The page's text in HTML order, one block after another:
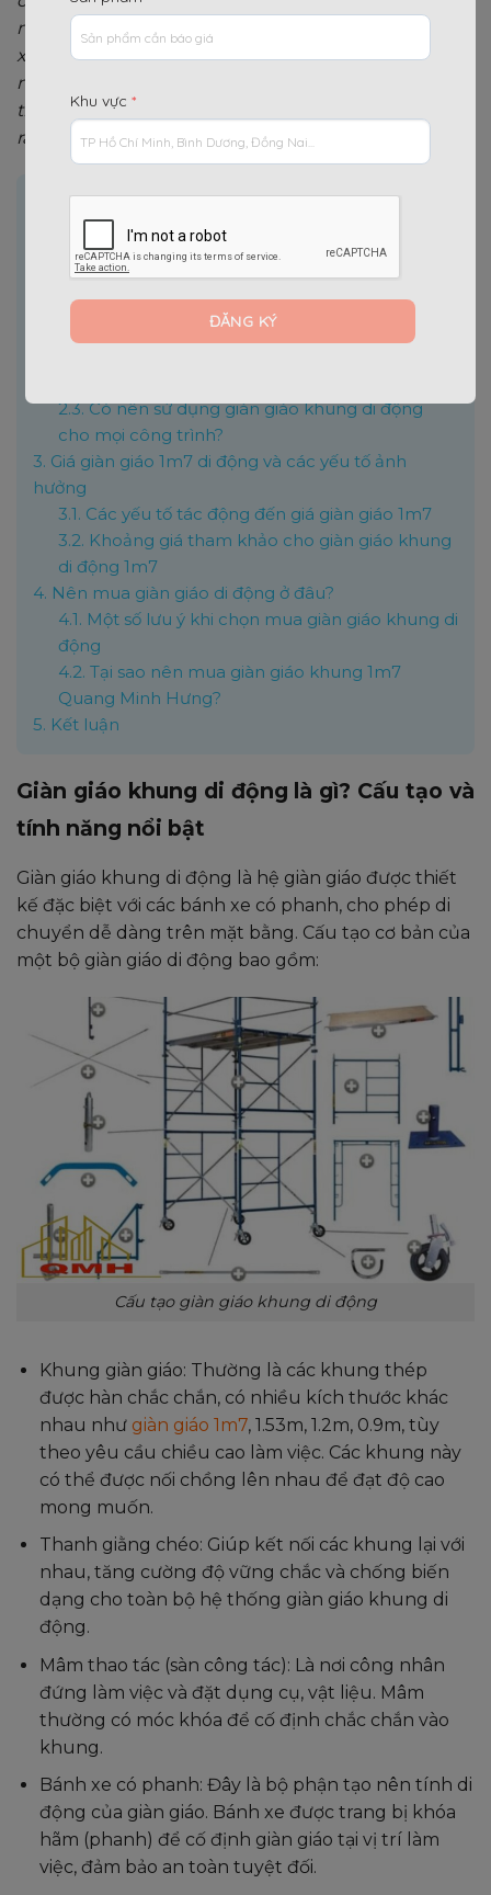
nhỏ, thi công trong nhà, hoặc cần di chuyển thường
xuyên. Vậy giàn giáo di động có thật sự tiện lợi? Có
nên đầu tư loại giàn giáo này thay vì dòng truyền
thống? Và mức giá giàn giáo 1m7 di động hiện nay
ra sao? Cùng tìm hiểu chi tiết qua bài viết dưới đây.
Giàn giáo khung di động là gì? Cấu tạo và tính
năng nổi bật
Giàn giáo khung di động có thật sự tiện lợi?
Ưu điểm vượt trội của giàn giáo khung di
2.3.Có nên sử dụng giàn giáo khung di động
cho mọi công trình?
3. Giá giàn giáo 1m7 di động và các yếu tố ảnh
hưởng
3.1. Các yếu tố tác động đến giá giàn giáo 1m7
3.2. Khoảng giá tham khảo cho giàn giáo khung
di động 1m7
4. Nên mua giàn giáo di động ở đâu?
4.1. Một số lưu ý khi chọn mua giàn giáo khung di
động
4.2. Tại sao nên mua giàn giáo khung 1m7
Quang Minh Hưng?
5. Kết luận
Giàn giáo khung di động là gì? Cấu tạo và
tính năng nổi bật
Giàn giáo khung di động là hệ giàn giáo được thiết
kế đặc biệt với các bánh xe có phanh, cho phép di
chuyển dễ dàng trên mặt bằng. Cấu tạo cơ bản của
một bộ giàn giáo di động bao gồm:
Cấu tạo giàn giáo khung di động
Khung giàn giáo: Thường là các khung thép
được hàn chắc chắn, có nhiều kích thước khác
nhau như giàn giáo 1m7, 1.53m, 1.2m, 0.9m, tùy
theo yêu cầu chiều cao làm việc. Các khung này
có thể được nối chồng lên nhau để đạt độ cao
mong muốn.
Thanh giằng chéo: Giúp kết nối các khung lại với
nhau, tăng cường độ vững chắc và chống biến
dạng cho toàn bộ hệ thống giàn giáo khung di
động.
Mâm thao tác (sàn công tác): Là nơi công nhân
đứng làm việc và đặt dụng cụ, vật liệu. Mâm
thường có móc khóa để cố định chắc chắn vào
khung.
Bánh xe có phanh: Đây là bộ phận tạo nên tính di
động của giàn giáo. Bánh xe được trang bị khóa
hãm (phanh) để cố định giàn giáo tại vị trí làm
việc, đảm bảo an toàn tuyệt đối.
Khu vực *